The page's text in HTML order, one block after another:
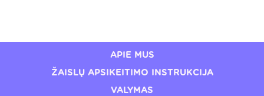
APIE MUS
ŽAISLŲ APSIKEITIMO INSTRUKCIJA
VALYMAS